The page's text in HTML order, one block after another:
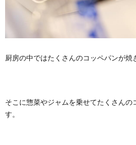
厨房の中ではたくさんのコッペパンが焼
そこに惣菜やジャムを乗せてたくさんの
す。